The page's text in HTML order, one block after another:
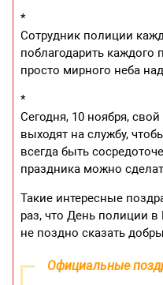
*
Сотрудник полиции
поблагодарить каждого
просто мирного неба
*
Сегодня, 10 ноября,
выходят на службу,
всегда быть
праздника можно
Такие интересные
раз, что День полиции в
не поздно сказать
Официальные